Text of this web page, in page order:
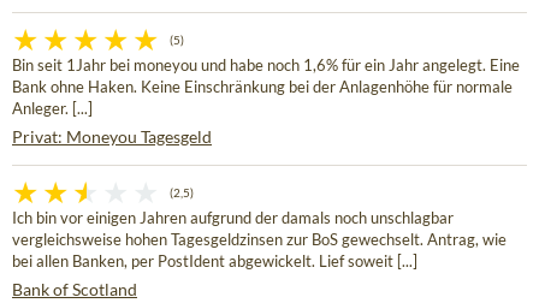
(5)
Bin seit 1Jahr bei moneyou und habe noch 1,6% für ein Jahr angelegt. Eine
Bank ohne Haken. Keine Einschränkung bei der Anlagenhöhe für normale
Anleger. [...]
Privat: Moneyou Tagesgeld
(2,5)
Ich bin vor einigen Jahren aufgrund der damals noch unschlagbar
vergleichsweise hohen Tagesgeldzinsen zur BoS gewechselt. Antrag, wie
bei allen Banken, per PostIdent abgewickelt. Lief soweit [...]
Bank of Scotland